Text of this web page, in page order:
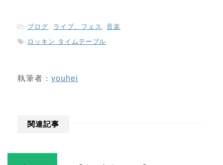
-ブログ ライブ、フェス ,音楽
- ロッキン タイムテーブル
執筆者： youhei
関連記事